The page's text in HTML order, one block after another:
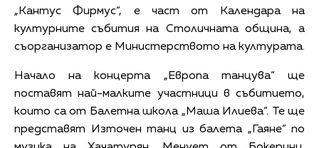
„Кантус Фирмус“, е част от Календара на
културните събития на Столичната община, а
съорганизатор е Министерството на културата.
Начало на концерта „Европа танцува“ ще
поставят най-малките участници в събитието,
които са от Балетна школа „Маша Илиева“. Те ще
представят Източен танц из балета „Гаяне“ по